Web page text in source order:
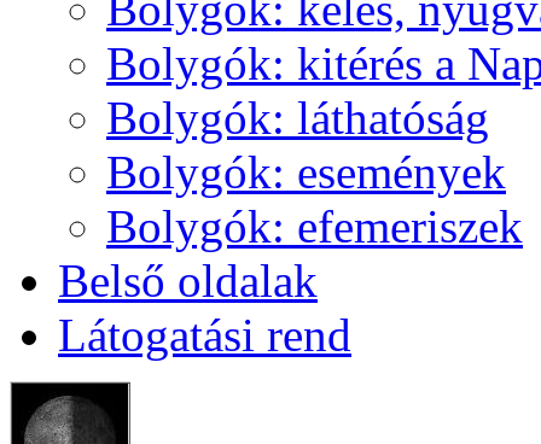
Boly­gók: ki­té­rés a
Boly­gók: lát­ha­tó­ság
Boly­gók: ese­mé­nyek
Boly­gók: efe­me­ri­szek
Bel­ső ol­da­lak
Lá­to­ga­tá­si rend